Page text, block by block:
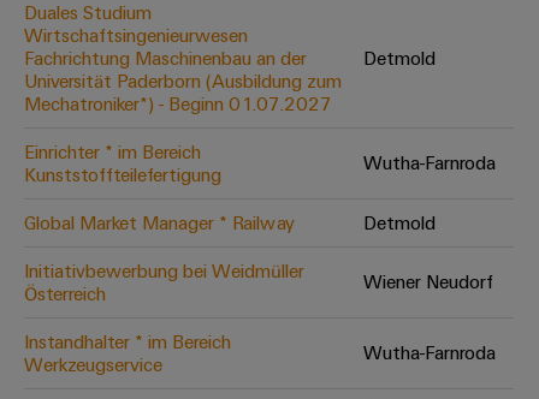
Effizienter
Betrieb
von
Windparks
Assemblierungsservice
Bestückte
Klemmenleisten
Modifizierte
und
bestückte
Kundenspezifische
Kabelkonfektionierung
Duales Studium
Wirtschaftsingenieurwesen
Fachrichtung Maschinenbau an der
Universität Paderborn (Ausbildung zum
Mechatroniker*) - Beginn 01.07.2027
Detmold
Einrichter * im Bereich
Kunststoffteilefertigung
Wutha-Farnroda
Global Market Manager * Railway
Detmold
Initiativbewerbung bei Weidmüller
Österreich
Wiener Neudorf
Instandhalter * im Bereich
Werkzeugservice
Wutha-Farnroda